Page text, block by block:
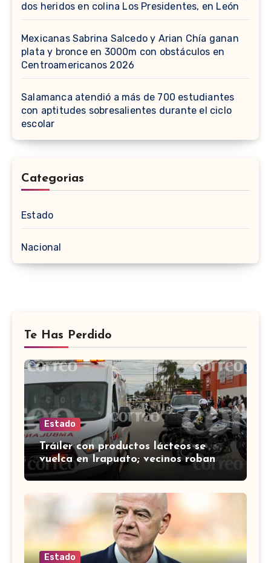
dos heridos en colina Los Presidentes, en León
Mexicanas Sabrina Salcedo y Arian Chía ganan
plata y bronce en 3000m con obstáculos en
Centroamericanos 2026
Salamanca atendió a más de 700 estudiantes
con aptitudes sobresalientes durante el ciclo
escolar
Categorias
Estado
Nacional
Te Has Perdido
Estado
Tráiler con productos lácteos se
vuelca en Irapuato; vecinos roban
carga en lugar de auxiliar a heridos
Estado